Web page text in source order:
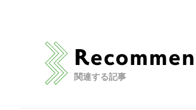
関連する記事